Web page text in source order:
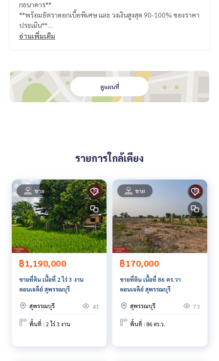
กธนาคาร**
**พร้อมอัตราดอกเบี้ยพิเศษ และ วงเงินสูงสุด 90-100% ของราคา
ประเมิน**
Callcenter : 02-047-4282
ยี และ นวัตกรรมที่สร้างสรรค์ เพื่อส่งมอบบริการที่ดีที่สุดเพื่อคุณ ใ
อ่านเพิ่มเติม
ดูแผนที่
รายการใกล้เคียง
ขาย
฿1,190,000
ขายที่ดิน เนื้อที่ 2 ไร่ 3 งาน
ดอนเจดีย์ สุพรรณบุรี
สุพรรณบุรี 41
พื้นที่ : 2 ไร่ 3 งาน
ขาย
฿170,000
ขายที่ดิน เนื้อที่ 86 ตร.วา
ดอนเจดีย์ สุพรรณบุรี
สุพรรณบุรี 73
พื้นที่ : 86 ตร.ว.